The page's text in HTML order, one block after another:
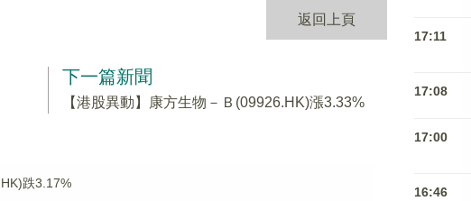
返回上頁
下一篇新聞
【港股異動】康方生物－Ｂ(09926.HK)漲3.33%
跌3.17%
17:11
17:08
17:00
16:46